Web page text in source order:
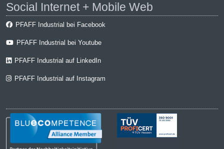
Social Internet + Mobile Web
PFAFF Industrial bei Facebook
PFAFF Industrial bei Youtube
PFAFF Industrial auf LinkedIn
PFAFF Industrial auf Instagram